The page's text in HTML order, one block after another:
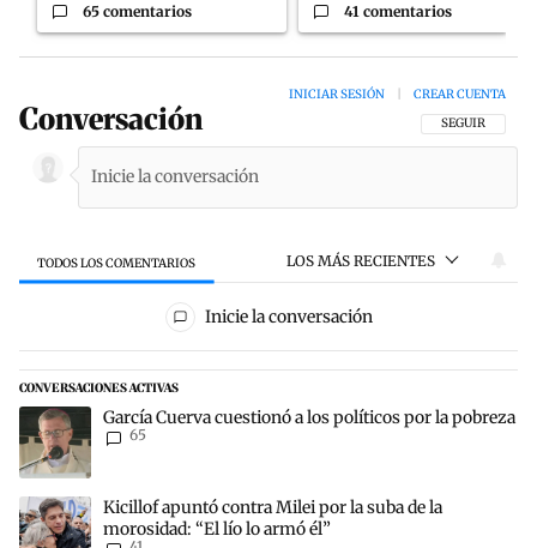
65 comentarios 41 comentarios
Conversación SIGA ESTA
SEGUIR
INICIAR SESIÓN CREAR CUENTA
TODOS LOS COMENTARIOS LOS MÁS RECIENTES
Todos los comentarios
Inicie la conversación
CONVERSACIONES ACTIVAS
Este listado muestra los artículos con más comentarios en los
Un artículo de tendencia con el título "García Cuerva cuestionó a
García Cuerva cuestionó a los políticos por la pobreza
65
Un artículo de tendencia con el título "Kicillof apuntó contra Milei
Kicillof apuntó contra Milei por la suba de la
morosidad: “El lío lo armó él”